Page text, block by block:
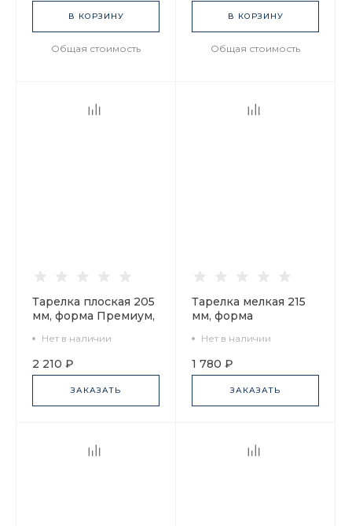
В КОРЗИНУ
Общая стоимость
В КОРЗИНУ
Общая стоимость
Тарелка плоская 205
мм, форма Премиум,
арт. 80.41886.00.1
Нет в наличии
2 210 ₽
ЗАКАЗАТЬ
Тарелка мелкая 215
мм, форма
рисунок Калевала,
арт. 80.92304.00.1
Нет в наличии
1 780 ₽
ЗАКАЗАТЬ